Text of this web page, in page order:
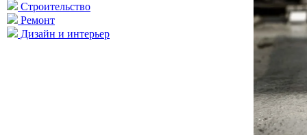
Строительство
Ремонт
Дизайн и интерьер